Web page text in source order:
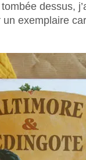
dessus,
exemplaire